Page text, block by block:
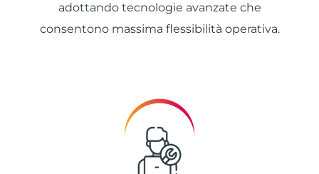
adottando tecnologie avanzate che
consentono massima flessibilità operativa.